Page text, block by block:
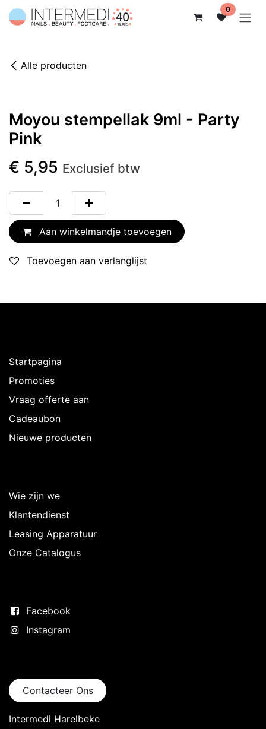
Overslaan naar inhoud 0
Alle producten
Moyou stempellak 9ml - Party
Pink
€ 5,95 Exclusief btw
Aan winkelmandje toevoegen
Toevoegen aan verlanglijst
Startpagina
Promoties
Vraag offerte aan
Cadeaubon
Nieuwe producten
Wie zijn we
Klantendienst
Leasing Apparatuur
Onze Catalogus
Facebook
Instagram
Contacteer Ons
Intermedi Harelbeke